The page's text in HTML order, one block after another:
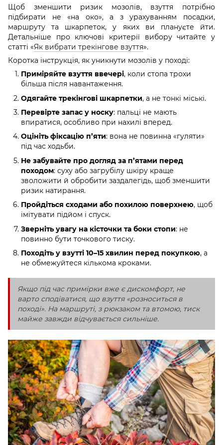
Щоб зменшити ризик мозолів, взуття потрібно
підбирати не «на око», а з урахуванням посадки,
маршруту та шкарпеток, у яких ви плануєте йти.
Детальніше про ключові критерії вибору читайте у
статті «Як вибрати трекінгове взуття».
Коротка інструкція, як уникнути мозолів у поході:
Приміряйте взуття ввечері, коли стопа трохи
більша після навантаження.
Одягайте трекінгові шкарпетки, а не тонкі міські.
Перевірте запас у носку: пальці не мають
впиратися, особливо при нахилі вперед.
Оцініть фіксацію п’яти: вона не повинна «гуляти»
під час ходьби.
Не забувайте про догляд за п’ятами перед
походом: суху або загрубілу шкіру краще
зволожити й обробити заздалегідь, щоб зменшити
ризик натирання.
Пройдіться сходами або похилою поверхнею, щоб
імітувати підйом і спуск.
Зверніть увагу на кісточки та боки стопи: не
повинно бути точкового тиску.
Походіть у взутті 10–15 хвилин перед покупкою, а
не обмежуйтеся кількома кроками.
Якщо під час примірки вже є дискомфорт, не
варто сподіватися, що взуття «розноситься в
поході». На маршруті, з рюкзаком та втомою, тиск
майже завжди відчувається сильніше.